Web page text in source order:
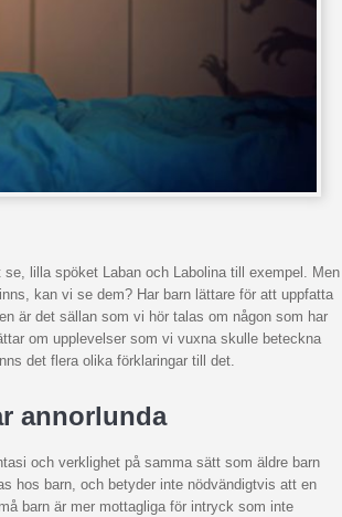
lilla spöket Laban och Labolina till exempel. Men
kan vi se dem? Har barn lättare för att uppfatta
är det sällan som vi hör talas om någon som har
om upplevelser som vi vuxna skulle beteckna
det flera olika förklaringar till det.
annorlunda
och verklighet på samma sätt som äldre barn
hos barn, och betyder inte nödvändigtvis att en
barn är mer mottagliga för intryck som inte